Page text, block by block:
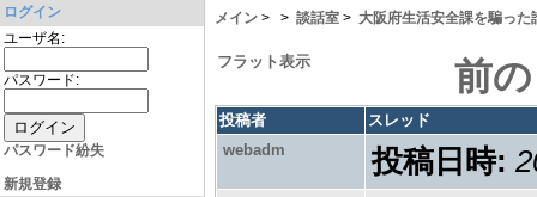
ログイン
ユーザ名:
パスワード:
パスワード紛失
新規登録
メイン > > 談話室 > 大阪府生活安全課を騙った
フラット表示 前
投稿者
スレッド
webadm
投稿日時: